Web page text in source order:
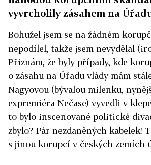
vyvrcholily zásahem na
Bohužel jsem se na žádném
nepodílel, takže jsem nevydělal
Přiznám, že byly případy, kde
o zásahu na Úřadu vlády mám
Nagyovou (bývalou milenku,
expremiéra Nečase) vyvedli v
to bylo inscenované politické
zbylo? Pár nezdaněných kabelek!
s jinou korupcí v českých zemích